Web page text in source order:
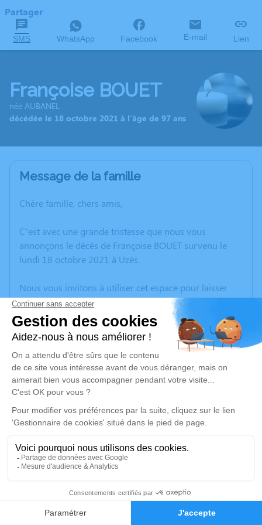
Faire-part Hommages
Partager
SMS WhatsApp Facebook E-mail Lien
Françoise BOUET
née AUBANEL
décédée le 18 octobre 2021 à l'âge de 97 ans
Message de la famille
Chère famille, chers amis,
C’est avec une grande tristesse que nous vous
annonçons le décès de Françoise BOUET survenu le
lundi 18 octobre 2021 à Uzès.
Nous vous invitons à utiliser cet espace pour laisser
vos condoléances, partager des photos souvenirs, une
anecdote ou exprimer vos pensées à travers des
poèmes ou des textes. Cet endroit est un lieu
d'expression dédié à honorer la mémoire de Françoise
BOUET.
Un service de plantation d’arbre hommage est
disponible ici
Inhumation d'urne
Cimetière Communal Sanilhac de Sanilhac-
Sagriès